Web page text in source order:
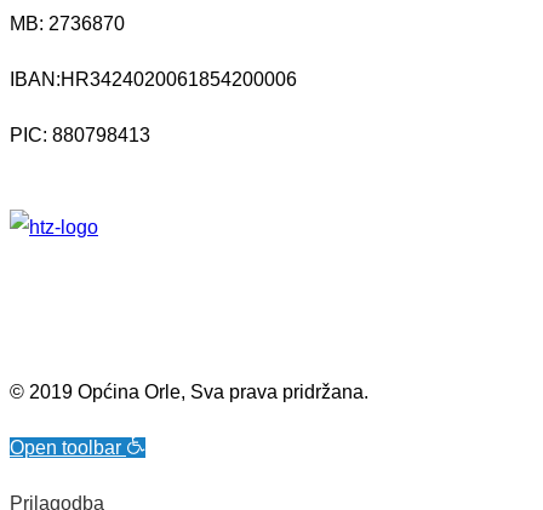
MB: 2736870
IBAN:HR3424020061854200006
PIC: 880798413
© 2019 Općina Orle, Sva prava pridržana.
Open toolbar
Prilagodba